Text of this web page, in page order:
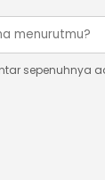
sepenuhnya